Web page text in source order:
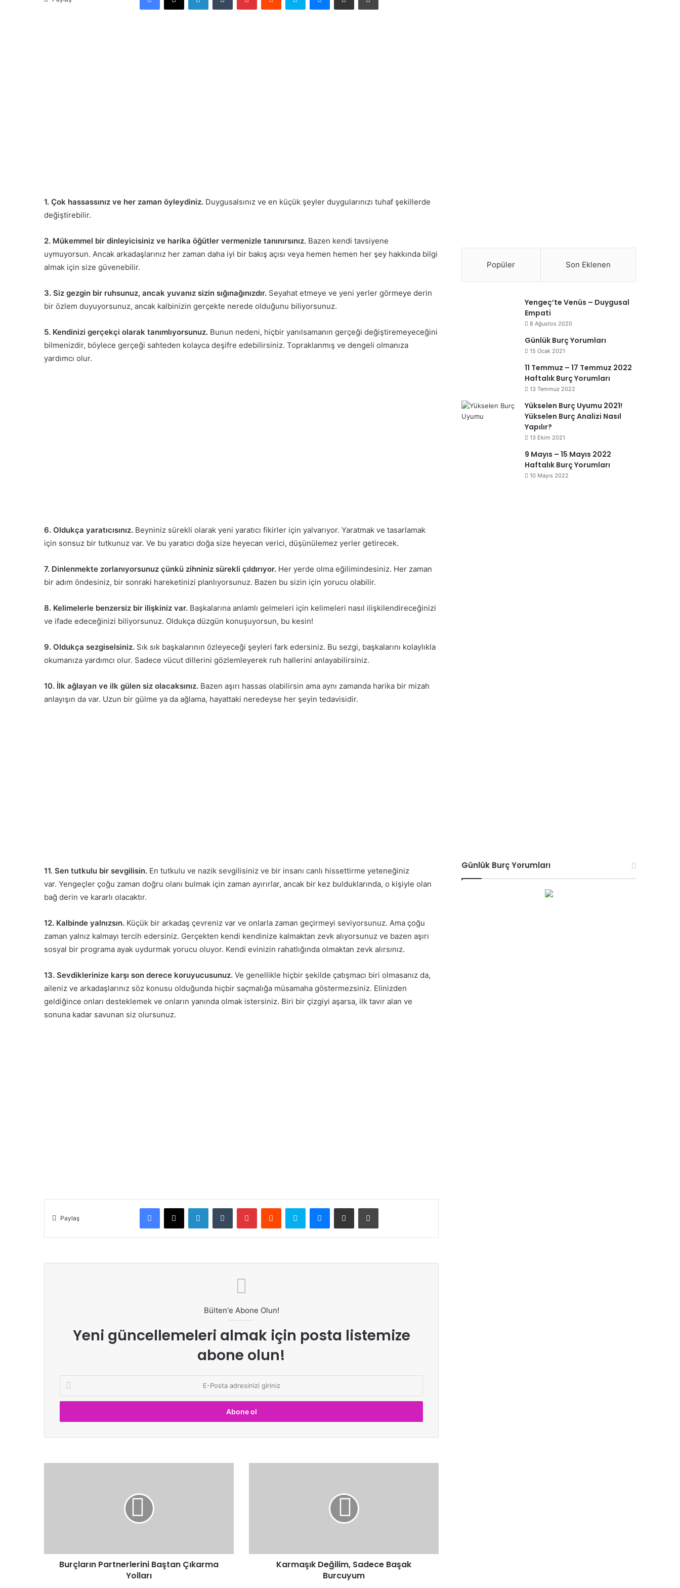
1. Çok hassassınız ve her zaman öyleydiniz. Duygusalsınız ve en küçük şeyler duygularınızı tuhaf şekillerde
değiştirebilir.
2. Mükemmel bir dinleyicisiniz ve harika öğütler vermenizle tanınırsınız. Bazen kendi tavsiyene
uymuyorsun. Ancak arkadaşlarınız her zaman daha iyi bir bakış açısı veya hemen hemen her şey hakkında bilgi
almak için size güvenebilir.
3. Siz gezgin bir ruhsunuz, ancak yuvanız sizin sığınağınızdır. Seyahat etmeye ve yeni yerler görmeye derin
bir özlem duyuyorsunuz, ancak kalbinizin gerçekte nerede olduğunu biliyorsunuz.
5. Kendinizi gerçekçi olarak tanımlıyorsunuz. Bunun nedeni, hiçbir yanılsamanın gerçeği değiştiremeyeceğini
bilmenizdir, böylece gerçeği sahteden kolayca deşifre edebilirsiniz. Topraklanmış ve dengeli olmanıza
yardımcı olur.
6. Oldukça yaratıcısınız. Beyniniz sürekli olarak yeni yaratıcı fikirler için yalvarıyor. Yaratmak ve tasarlamak
için sonsuz bir tutkunuz var. Ve bu yaratıcı doğa size heyecan verici, düşünülemez yerler getirecek.
7. Dinlenmekte zorlanıyorsunuz çünkü zihniniz sürekli çıldırıyor. Her yerde olma eğilimindesiniz. Her zaman
bir adım öndesiniz, bir sonraki hareketinizi planlıyorsunuz. Bazen bu sizin için yorucu olabilir.
8. Kelimelerle benzersiz bir ilişkiniz var. Başkalarına anlamlı gelmeleri için kelimeleri nasıl ilişkilendireceğinizi
ve ifade edeceğinizi biliyorsunuz. Oldukça düzgün konuşuyorsun, bu kesin!
9. Oldukça sezgiselsiniz. Sık sık başkalarının özleyeceği şeyleri fark edersiniz. Bu sezgi, başkalarını kolaylıkla
okumanıza yardımcı olur. Sadece vücut dillerini gözlemleyerek ruh hallerini anlayabilirsiniz.
10. İlk ağlayan ve ilk gülen siz olacaksınız. Bazen aşırı hassas olabilirsin ama aynı zamanda harika bir mizah
anlayışın da var. Uzun bir gülme ya da ağlama, hayattaki neredeyse her şeyin tedavisidir.
11. Sen tutkulu bir sevgilisin. En tutkulu ve nazik sevgilisiniz ve bir insanı canlı hissettirme yeteneğiniz
var. Yengeçler çoğu zaman doğru olanı bulmak için zaman ayırırlar, ancak bir kez bulduklarında, o kişiyle olan
bağ derin ve kararlı olacaktır.
12. Kalbinde yalnızsın. Küçük bir arkadaş çevreniz var ve onlarla zaman geçirmeyi seviyorsunuz. Ama çoğu
zaman yalnız kalmayı tercih edersiniz. Gerçekten kendi kendinize kalmaktan zevk alıyorsunuz ve bazen aşırı
sosyal bir programa ayak uydurmak yorucu oluyor. Kendi evinizin rahatlığında olmaktan zevk alırsınız.
13. Sevdiklerinize karşı son derece koruyucusunuz. Ve genellikle hiçbir şekilde çatışmacı biri olmasanız da,
aileniz ve arkadaşlarınız söz konusu olduğunda hiçbir saçmalığa müsamaha göstermezsiniz. Elinizden
geldiğince onları desteklemek ve onların yanında olmak istersiniz. Biri bir çizgiyi aşarsa, ilk tavır alan ve
sonuna kadar savunan siz olursunuz.
Paylaş
Facebook
X LinkedInTumblr PinterestReddit Skype Messenger
E-Posta ile paylaş Yazdır
Bülten'e Abone Olun!
Yeni güncellemeleri almak için posta listemize
abone olun!
Posta
adresinizi
Burçların Partnerlerini Baştan Çıkarma
Yolları
Karmaşık Değilim, Sadece Başak
Burcuyum
Popüler Son Eklenen
Yengeç’te Venüs – Duygusal
Empati
8 Ağustos 2020
Günlük Burç Yorumları
15 Ocak 2021
11 Temmuz – 17 Temmuz 2022
Haftalık Burç Yorumları
13 Temmuz 2022
Yükselen Burç Uyumu 2021!
Yükselen Burç Analizi Nasıl
Yapılır?
13 Ekim 2021
9 Mayıs – 15 Mayıs 2022
Haftalık Burç Yorumları
10 Mayıs 2022
Günlük Burç Yorumları